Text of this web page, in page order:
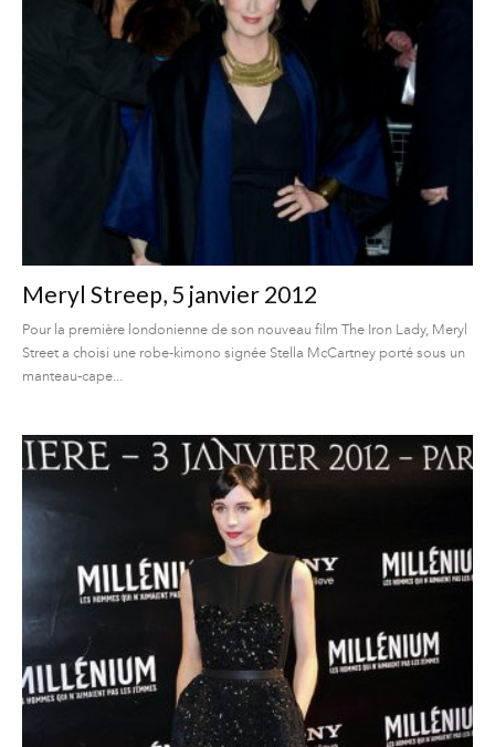
Meryl Streep, 5 janvier 2012
Pour la première londonienne de son nouveau film The Iron Lady, Meryl
Street a choisi une robe-kimono signée Stella McCartney porté sous un
manteau-cape...